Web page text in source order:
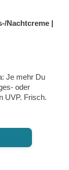
Nachtcreme |
Je mehr Du
oder
UVP. Frisch.